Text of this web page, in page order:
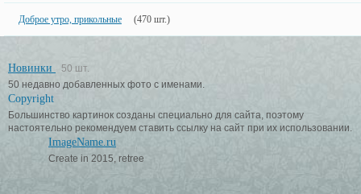
Доброе утро, прикольные (470 шт.)
Новинки
50 шт.
50 недавно добавленных фото с именами.
Copyright
Большинство картинок созданы специально для сайта, поэтому
настоятельно рекомендуем ставить ссылку на сайт при их использовании.
ImageName.ru
Create in 2015, retree